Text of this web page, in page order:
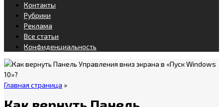
Контакты
Рубрики
Реклама
Все статьи
Конфиденциальность
Главная страница »